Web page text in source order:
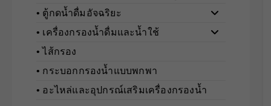
• ตู้กดน้ำดื่มอัจฉริยะ
• เครื่องกรองน้ำดื่มและน้ำใช้
• ไส้กรอง
• กระบอกกรองน้ำแบบพกพา
• อะไหล่และอุปกรณ์เสริมเครื่องกรองน้ำ